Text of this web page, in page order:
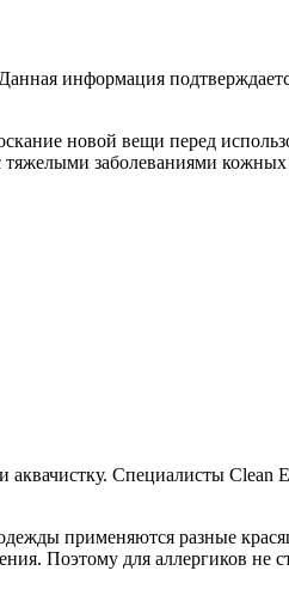
информация
новой вещи перед
тяжелыми заболеваниями
Специалисты Clean
применяются разные
Поэтому для аллергиков не